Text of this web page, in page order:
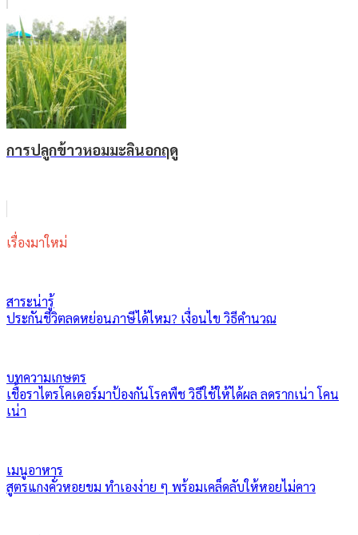
การปลูกข้าวหอมมะลินอกฤดู
เรื่องมาใหม่
สาระน่ารู้
ประกันชีวิตลดหย่อนภาษีได้ไหม? เงื่อนไข วิธีคำนวณ
บทความเกษตร
เชื้อราไตรโคเดอร์มาป้องกันโรคพืช วิธีใช้ให้ได้ผล ลดรากเน่า โคน
เน่า
เมนูอาหาร
สูตรแกงคั่วหอยขม ทำเองง่าย ๆ พร้อมเคล็ดลับให้หอยไม่คาว